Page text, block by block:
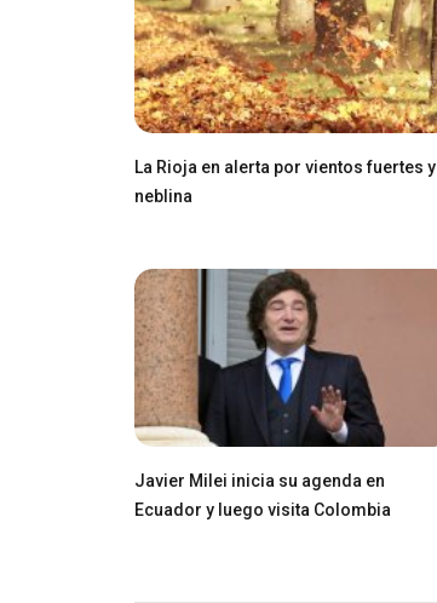
La Rioja en alerta por vientos fuertes y
neblina
Javier Milei inicia su agenda en
Ecuador y luego visita Colombia